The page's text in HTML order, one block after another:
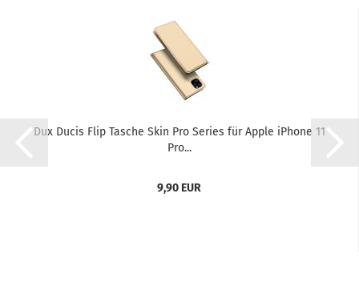
Dux Ducis Flip Ta­sche Skin Pro Se­ries für Apple iPho­ne 11
Pro...
9,90 EUR